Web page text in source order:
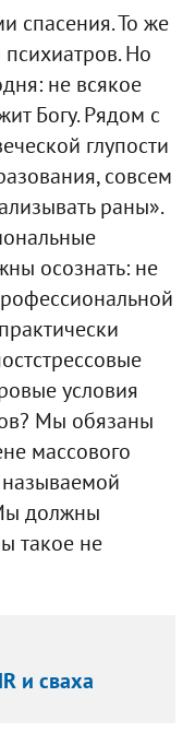
спасения. То же
психиатров. Но
не всякое
Богу. Рядом с
глупости
совсем
раны».
осознать: не
условия
Мы обязаны
массового
должны
такое не
и сваха